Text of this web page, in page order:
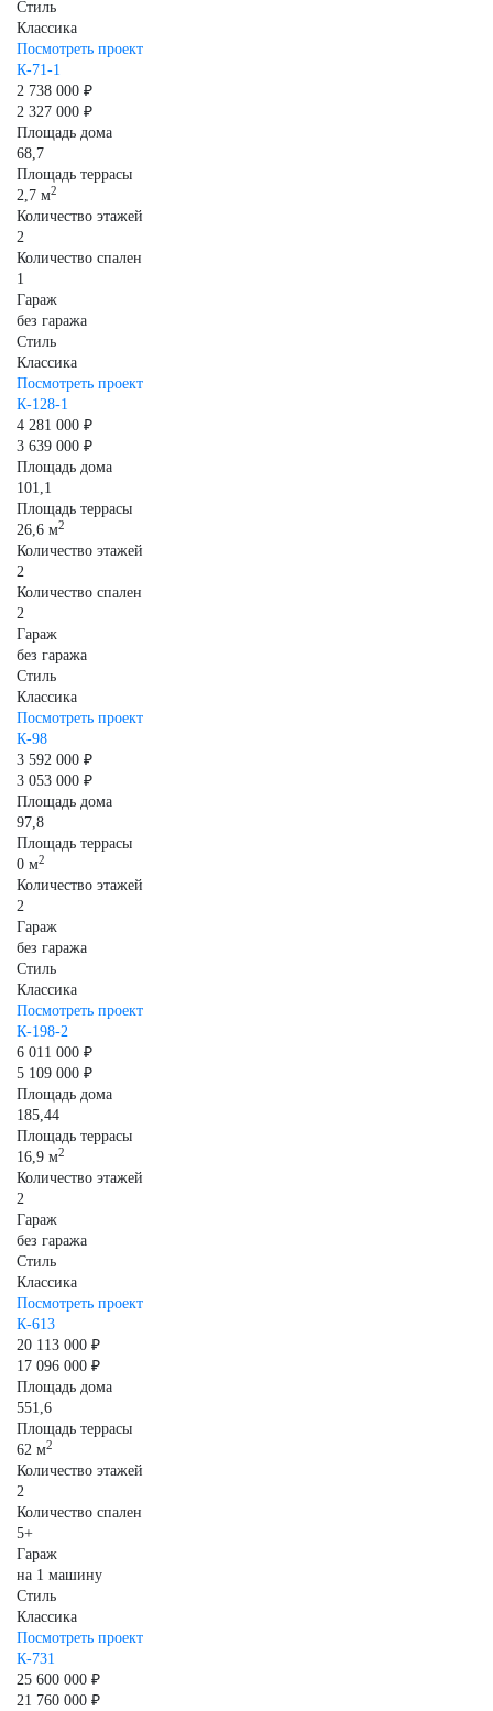
Стиль
Классика
Посмотреть проект
К-71-1
2 738 000 ₽
2 327 000 ₽
Площадь дома
68,7
Площадь террасы
2,7 м2
Количество этажей
2
Количество спален
1
Гараж
без гаража
Стиль
Классика
Посмотреть проект
К-128-1
4 281 000 ₽
3 639 000 ₽
Площадь дома
101,1
Площадь террасы
26,6 м2
Количество этажей
2
Количество спален
2
Гараж
без гаража
Стиль
Классика
Посмотреть проект
К-98
3 592 000 ₽
3 053 000 ₽
Площадь дома
97,8
Площадь террасы
0 м2
Количество этажей
2
Гараж
без гаража
Стиль
Классика
Посмотреть проект
К-198-2
6 011 000 ₽
5 109 000 ₽
Площадь дома
185,44
Площадь террасы
16,9 м2
Количество этажей
2
Гараж
без гаража
Стиль
Классика
Посмотреть проект
К-613
20 113 000 ₽
17 096 000 ₽
Площадь дома
551,6
Площадь террасы
62 м2
Количество этажей
2
Количество спален
5+
Гараж
на 1 машину
Стиль
Классика
Посмотреть проект
К-731
25 600 000 ₽
21 760 000 ₽